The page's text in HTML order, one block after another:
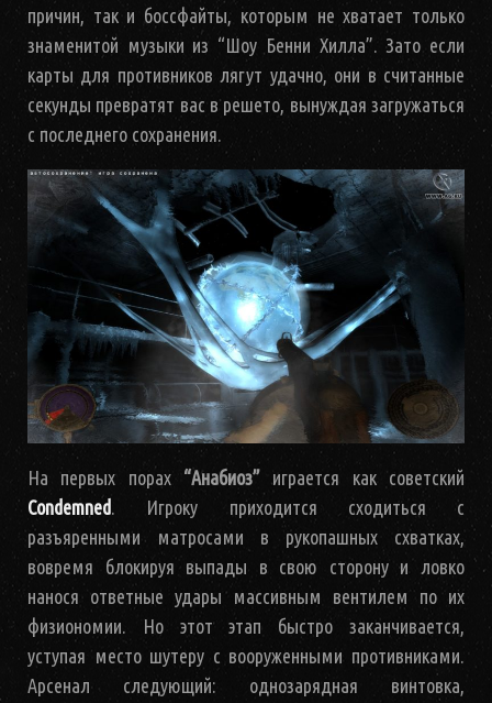
причин, так и боссфайты, которым не хватает только
знаменитой музыки из “Шоу Бенни Хилла”. Зато если
карты для противников лягут удачно, они в считанные
секунды превратят вас в решето, вынуждая загружаться
с последнего сохранения.
На первых порах “Анабиоз” играется как советский
Condemned. Игроку приходится сходиться с
разъяренными матросами в рукопашных схватках,
вовремя блокируя выпады в свою сторону и ловко
нанося ответные удары массивным вентилем по их
физиономии. Но этот этап быстро заканчивается,
уступая место шутеру с вооруженными противниками.
Арсенал следующий: однозарядная винтовка,